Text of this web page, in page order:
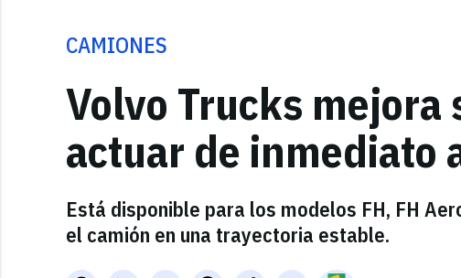
CAMIONES
Volvo Trucks
actuar de inmediato
Está disponible para los modelos FH, FH
el camión en una trayectoria estable.